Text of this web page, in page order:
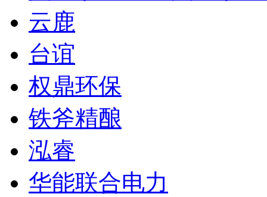
云鹿
台谊
权鼎环保
铁斧精酿
泓睿
华能联合电力